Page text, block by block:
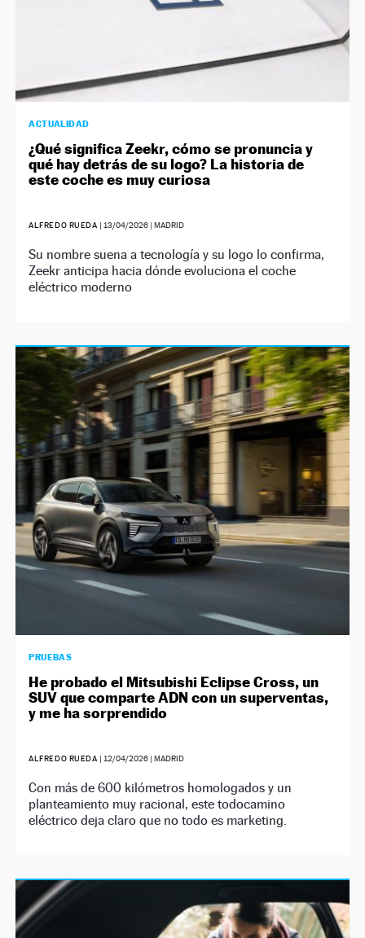
ACTUALIDAD
¿Qué significa Zeekr, cómo se pronuncia y
qué hay detrás de su logo? La historia de
este coche es muy curiosa
ALFREDO RUEDA | 13/04/2026 | MADRID
Su nombre suena a tecnología y su logo lo confirma,
Zeekr anticipa hacia dónde evoluciona el coche
eléctrico moderno
PRUEBAS
He probado el Mitsubishi Eclipse Cross, un
SUV que comparte ADN con un superventas,
y me ha sorprendido
ALFREDO RUEDA | 12/04/2026 | MADRID
Con más de 600 kilómetros homologados y un
planteamiento muy racional, este todocamino
eléctrico deja claro que no todo es marketing.